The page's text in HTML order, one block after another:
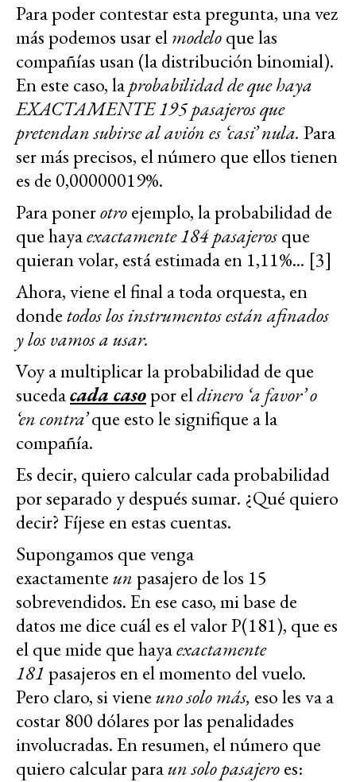
Para poder contestar esta pregunta, una vez
más podemos usar elmodeloque las
compañías usan (la distribución binomial).
En este caso, laprobabilidad de que haya
EXACTAMENTE 195 pasajeros que
pretendan subirse al avión es ‘casi’ nula. Para
ser más precisos, el número que ellos tienen
es de 0,00000019%.
Para ponerotroejemplo, la probabilidad de
que hayaexactamente 184 pasajerosque
quieran volar, está estimada en 1,11%... [3]
Ahora, viene el final a toda orquesta, en
dondetodos los instrumentos están afinados
y los vamos a usar.
Voy a multiplicar la probabilidad de que
sucedacada casopor eldinero ‘a favor’ o
‘en contra’que esto le signifique a la
compañía.
Es decir, quiero calcular cada probabilidad
por separado y después sumar. ¿Qué quiero
decir? Fíjese en estas cuentas.
Supongamos que venga
exactamenteun pasajero de los 15
sobrevendidos. En ese caso, mi base de
datos me dice cuál es el valor P(181), que es
el que mide que hayaexactamente
181 pasajeros en el momento del vuelo.
Pero claro, si vieneuno solo más, eso les va a
costar 800 dólares por las penalidades
involucradas. En resumen, el número que
quiero calcular paraun solo pasajeroes: